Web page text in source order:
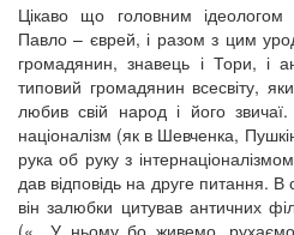
Цікаво що головним ідеологом
Павло – єврей, і разом з цим
громадянин, знавець і Тори, і
типовий громадянин всесвіту,
любив свій народ і його
націоналізм (як в Шевченка,
рука об руку з
дав відповідь на друге питання. В
він залюбки цитував античних
(«…У ньому бо живемо,